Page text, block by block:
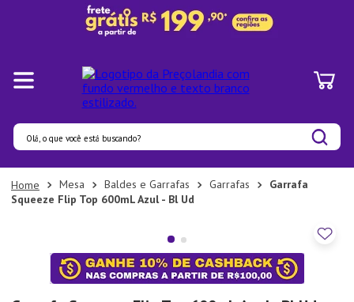
Olá, o que você está buscando?
Mesa Baldes e Garrafas Garrafas
Garrafa
Squeeze Flip Top 600mL Azul - Bl Ud
Termos mais buscados
1º
Pratos
Organizadores
Bambu